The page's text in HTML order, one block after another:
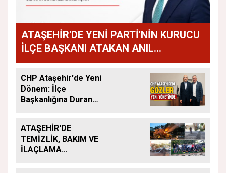
ATAŞEHİR'DE YENİ PARTİ'NİN KURUCU
İLÇE BAŞKANI ATAKAN ANIL
DİZDAROĞLU OLDU
CHP Ataşehir'de Yeni
Dönem: İlçe
Başkanlığına Duran
ATAŞEHİR'DE
TEMİZLİK, BAKIM VE
İLAÇLAMA